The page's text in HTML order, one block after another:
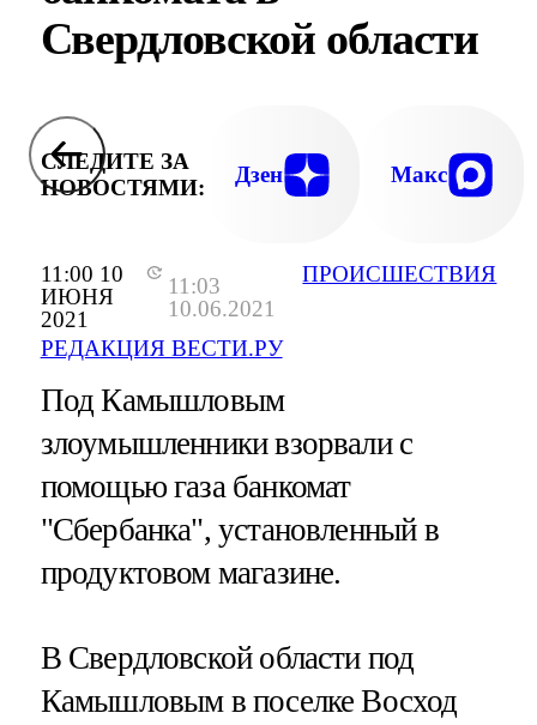
11:00 10
ИЮНЯ
2021
11:03
10.06.2021
РЕДАКЦИЯ ВЕСТИ.РУ
ПРОИСШЕСТВИЯ
Свердловской области
СЛЕДИТЕ ЗА
НОВОСТЯМИ:
Дзен Макс
Под Камышловым
злоумышленники взорвали с
помощью газа банкомат
"Сбербанка", установленный в
продуктовом магазине.
В Свердловской области под
Камышловым в поселке Восход